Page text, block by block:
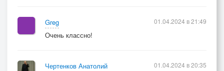
Greg
Очень классно!
01.04.2024 в 21:49
Чертенков Анатолий
01.04.2024 в 20:35